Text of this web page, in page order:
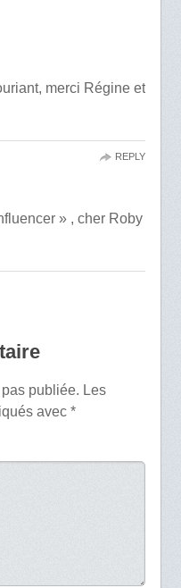
merci Régine et
» , cher Roby
REPLY
publiée. Les
avec *